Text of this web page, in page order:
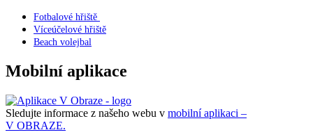
Fotbalové hřiště
Víceúčelové hřiště
Beach volejbal
Mobilní aplikace
Sledujte informace z našeho webu v mobilní aplikaci –
V OBRAZE.